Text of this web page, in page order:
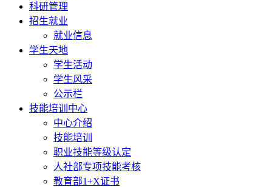
科研管理
招生就业
就业信息
学生天地
学生活动
学生风采
公示栏
技能培训中心
中心介绍
技能培训
职业技能等级认定
人社部专项技能考核
教育部1+X证书